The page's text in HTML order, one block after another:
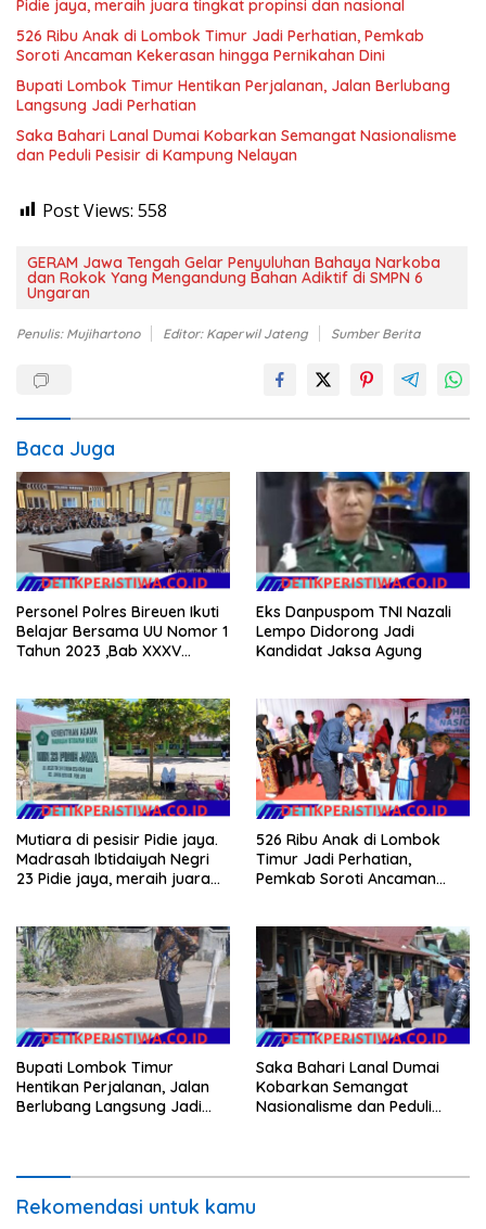
Pidie jaya, meraih juara tingkat propinsi dan nasional
526 Ribu Anak di Lombok Timur Jadi Perhatian, Pemkab
Soroti Ancaman Kekerasan hingga Pernikahan Dini
Bupati Lombok Timur Hentikan Perjalanan, Jalan Berlubang
Langsung Jadi Perhatian
Saka Bahari Lanal Dumai Kobarkan Semangat Nasionalisme
dan Peduli Pesisir di Kampung Nelayan
Post Views: 558
GERAM Jawa Tengah Gelar Penyuluhan Bahaya Narkoba
dan Rokok Yang Mengandung Bahan Adiktif di SMPN 6
Ungaran
Penulis: Mujihartono Editor: Kaperwil Jateng Sumber Berita
Baca Juga
Personel Polres Bireuen Ikuti
Belajar Bersama UU Nomor 1
Tahun 2023 ,Bab XXXV
Eks Danpuspom TNI Nazali
Lempo Didorong Jadi
Kandidat Jaksa Agung
Mutiara di pesisir Pidie jaya.
Madrasah Ibtidaiyah Negri
23 Pidie jaya, meraih juara
526 Ribu Anak di Lombok
Timur Jadi Perhatian,
Pemkab Soroti Ancaman
Bupati Lombok Timur
Hentikan Perjalanan, Jalan
Berlubang Langsung Jadi
Saka Bahari Lanal Dumai
Kobarkan Semangat
Nasionalisme dan Peduli
Rekomendasi untuk kamu